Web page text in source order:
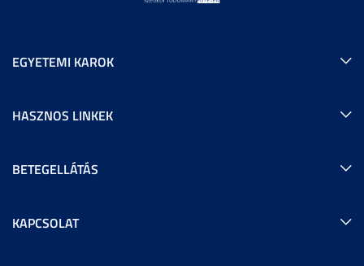
EGYETEMI KAROK
HASZNOS LINKEK
BETEGELLÁTÁS
KAPCSOLAT